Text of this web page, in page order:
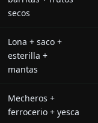
secos
Lona + saco +
esterilla +
mantas
Mecheros +
ferrocerio + yesca